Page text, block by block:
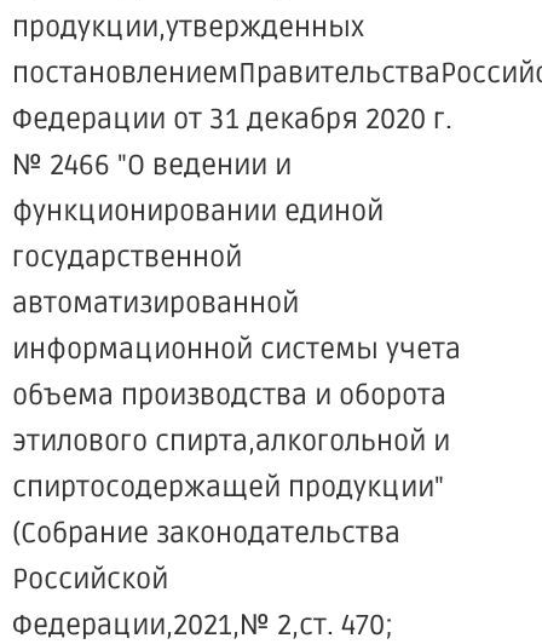
продукции,утвержденных
Федерации от 31 декабря 2020 г.
№ 2466 "О ведении и
функционировании единой
государственной
автоматизированной
информационной системы учета
объема производства и оборота
этилового спирта,алкогольной и
спиртосодержащей продукции"
(Собрание законодательства
Российской
Федерации,2021,№ 2,ст. 470;